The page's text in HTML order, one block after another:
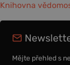
Knihovna
Mějte přehled s